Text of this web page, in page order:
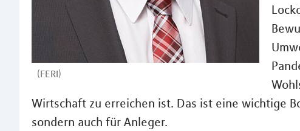
(FERI)
Wirtschaft zu erreichen ist. Das ist eine wichtige
sondern auch für Anleger.